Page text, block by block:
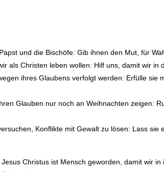
und die Bischöfe: Gib ihnen den Mut, für
als Christen leben wollen: Hilf uns, damit wir in
ihres Glaubens verfolgt werden: Erfülle sie
Glauben nur noch an Weihnachten zeigen:
Konflikte mit Gewalt zu lösen: Lass
Christus ist Mensch geworden, damit wir